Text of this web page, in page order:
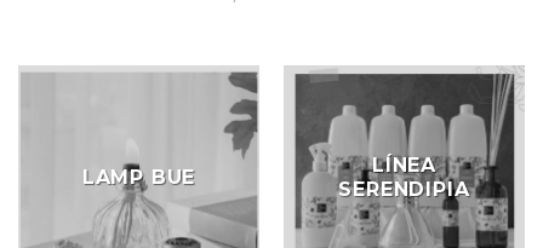
LAMP BUE
LÍNEA
SERENDIPIA